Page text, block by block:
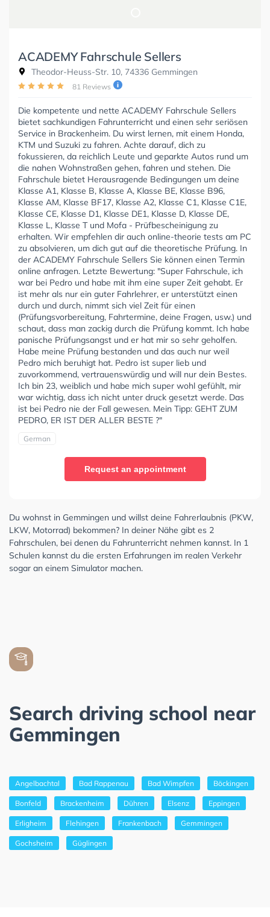
ACADEMY Fahrschule Sellers
Theodor-Heuss-Str. 10, 74336 Gemmingen
81 Reviews
Die kompetente und nette ACADEMY Fahrschule Sellers
bietet sachkundigen Fahrunterricht und einen sehr seriösen
Service in Brackenheim. Du wirst lernen, mit einem Honda,
KTM und Suzuki zu fahren. Achte darauf, dich zu
fokussieren, da reichlich Leute und geparkte Autos rund um
die nahen Wohnstraßen gehen, fahren und stehen. Die
Fahrschule bietet Herausragende Bedingungen um deine
Klasse A1, Klasse B, Klasse A, Klasse BE, Klasse B96,
Klasse AM, Klasse BF17, Klasse A2, Klasse C1, Klasse C1E,
Klasse CE, Klasse D1, Klasse DE1, Klasse D, Klasse DE,
Klasse L, Klasse T und Mofa - Prüfbescheinigung zu
erhalten. Wir empfehlen dir auch online-theorie tests am PC
zu absolvieren, um dich gut auf die theoretische Prüfung. In
der ACADEMY Fahrschule Sellers Sie können einen Termin
online anfragen. Letzte Bewertung: "Super Fahrschule, ich
war bei Pedro und habe mit ihm eine super Zeit gehabt. Er
ist mehr als nur ein guter Fahrlehrer, er unterstützt einen
durch und durch, nimmt sich viel Zeit für einen
(Prüfungsvorbereitung, Fahrtermine, deine Fragen, usw.) und
schaut, dass man zackig durch die Prüfung kommt. Ich habe
panische Prüfungsangst und er hat mir so sehr geholfen.
Habe meine Prüfung bestanden und das auch nur weil
Pedro mich beruhigt hat. Pedro ist super lieb und
zuvorkommend, vertrauenswürdig und will nur dein Bestes.
Ich bin 23, weiblich und habe mich super wohl gefühlt, mir
war wichtig, dass ich nicht unter druck gesetzt werde. Das
ist bei Pedro nie der Fall gewesen. Mein Tipp: GEHT ZUM
PEDRO, ER IST DER ALLER BESTE ?"
German
Request an appointment
Du wohnst in Gemmingen und willst deine Fahrerlaubnis (PKW,
LKW, Motorrad) bekommen? In deiner Nähe gibt es 2
Fahrschulen, bei denen du Fahrunterricht nehmen kannst. In 1
Schulen kannst du die ersten Erfahrungen im realen Verkehr
sogar an einem Simulator machen.
Search driving school near
Gemmingen
Angelbachtal Bad Rappenau Bad Wimpfen Böckingen
Bonfeld Brackenheim Dühren Elsenz Eppingen
Erligheim Flehingen Frankenbach Gemmingen
Gochsheim Güglingen